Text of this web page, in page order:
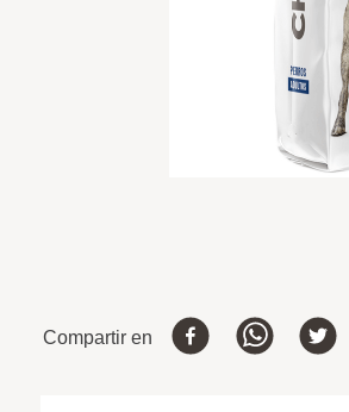
Compartir en